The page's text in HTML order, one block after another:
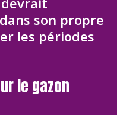
son propre
les périodes
le gazon